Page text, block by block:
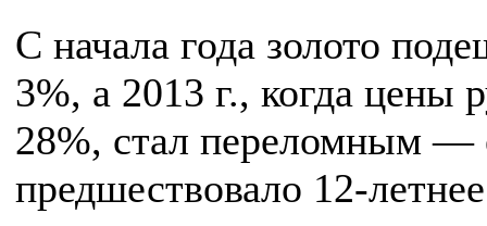
С начала года золото
3%, а 2013 г., когда цены
28%, стал переломным —
предшествовало 12-